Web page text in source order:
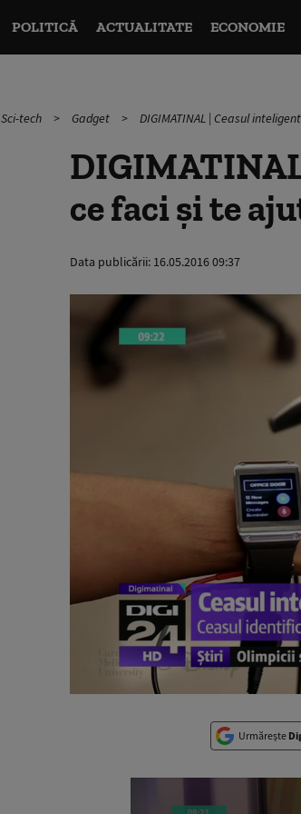
POLITICĂ ACTUALITATE ECONOMIE
Sci-tech Gadget DIGIMATINAL | Ceasul
ce faci şi te
Data publicării: 16.05.2016 09:37
Urmărește